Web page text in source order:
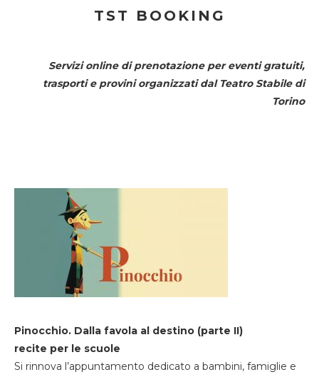
TST BOOKING
Servizi online di prenotazione per eventi gratuiti,
trasporti e provini organizzati dal Teatro Stabile di
Torino
Pinocchio. Dalla favola al destino (parte II)
recite per le scuole
Si rinnova l’appuntamento dedicato a bambini, famiglie e